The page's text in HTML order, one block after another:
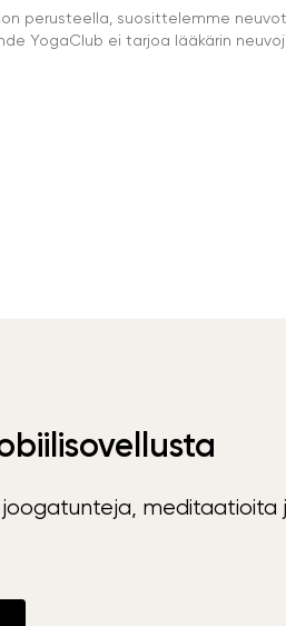
perusteella, suosittelemme
YogaClub ei tarjoa lääkärin
joogatunteja, meditaatioita